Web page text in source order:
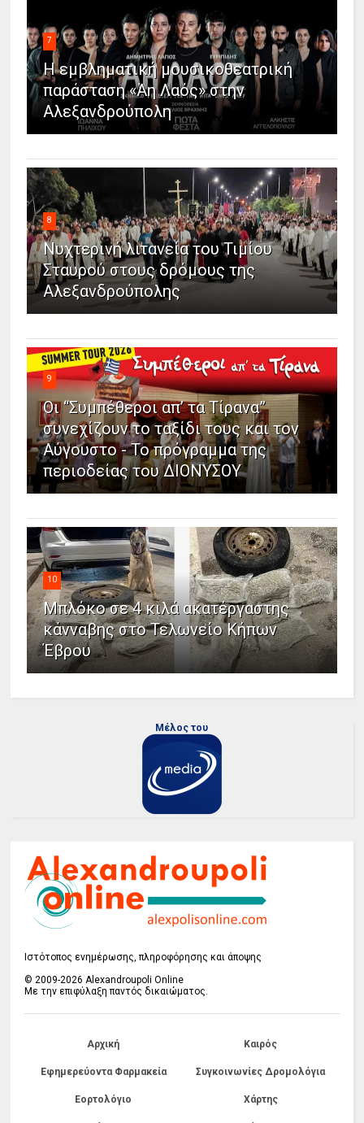
7
Η εμβληματική μουσικοθεατρική
παράσταση «Άη Λαός» στην
Αλεξανδρούπολη
8
Νυχτερινή λιτανεία του Τιμίου
Σταυρού στους δρόμους της
Αλεξανδρούπολης
9
Οι “Συμπέθεροι απ’ τα Τίρανα”
συνεχίζουν το ταξίδι τους και τον
Αύγουστο - Το πρόγραμμα της
περιοδείας του ΔΙΟΝΥΣΟΥ
10
Μπλόκο σε 4 κιλά ακατέργαστης
κάνναβης στο Τελωνείο Κήπων
Έβρου
Μέλος του
Ιστότοπος ενημέρωσης, πληροφόρησης και άποψης
© 2009-2026 Alexandroupoli Online
Με την επιφύλαξη παντός δικαιώματος.
Αρχική Καιρός
Εφημερεύοντα Φαρμακεία Συγκοινωνίες Δρομολόγια
Εορτολόγιο Χάρτης